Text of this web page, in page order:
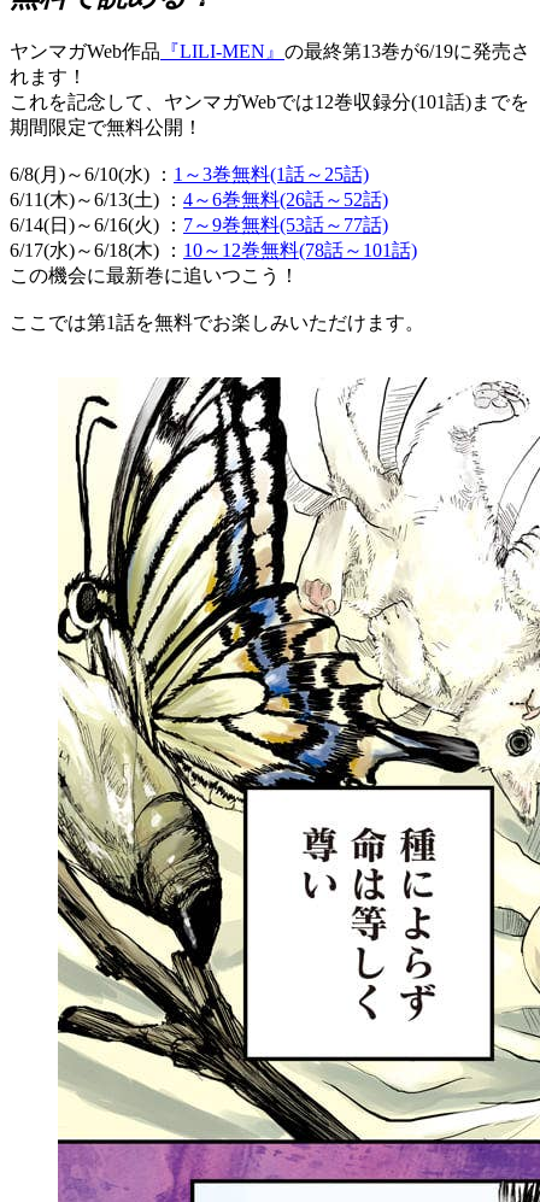
ヤンマガWeb作品 『LILI-MEN』 の最終第13巻が6/19に発売さ
れます！
これを記念して、ヤンマガWebでは12巻収録分(101話)までを
期間限定で無料公開！
6/8(月)～6/10(水) ： 1～3巻無料(1話～25話)
6/11(木)～6/13(土) ： 4～6巻無料(26話～52話)
6/14(日)～6/16(火) ： 7～9巻無料(53話～77話)
6/17(水)～6/18(木) ： 10～12巻無料(78話～101話)
この機会に最新巻に追いつこう！
ここでは第1話を無料でお楽しみいただけます。